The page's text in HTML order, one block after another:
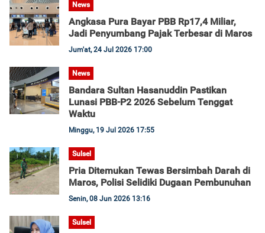
News
Angkasa Pura Bayar PBB Rp17,4 Miliar,
Jadi Penyumbang Pajak Terbesar di Maros
Jum'at, 24 Jul 2026 17:00
News
Bandara Sultan Hasanuddin Pastikan
Lunasi PBB-P2 2026 Sebelum Tenggat
Waktu
Minggu, 19 Jul 2026 17:55
Sulsel
Pria Ditemukan Tewas Bersimbah Darah di
Maros, Polisi Selidiki Dugaan Pembunuhan
Senin, 08 Jun 2026 13:16
Sulsel